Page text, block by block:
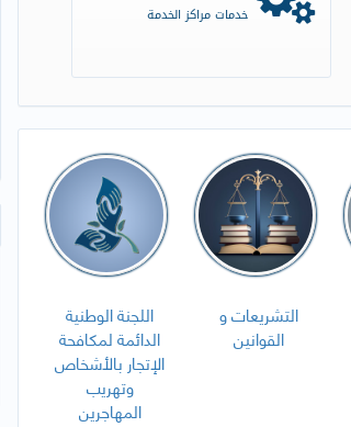
خدمات مراكز الخدمة
اللجنة الوطنية
الدائمة لمكافحة
الإتجار بالأشخاص
وتهريب
المهاجرين
التشريعات و
القوانين